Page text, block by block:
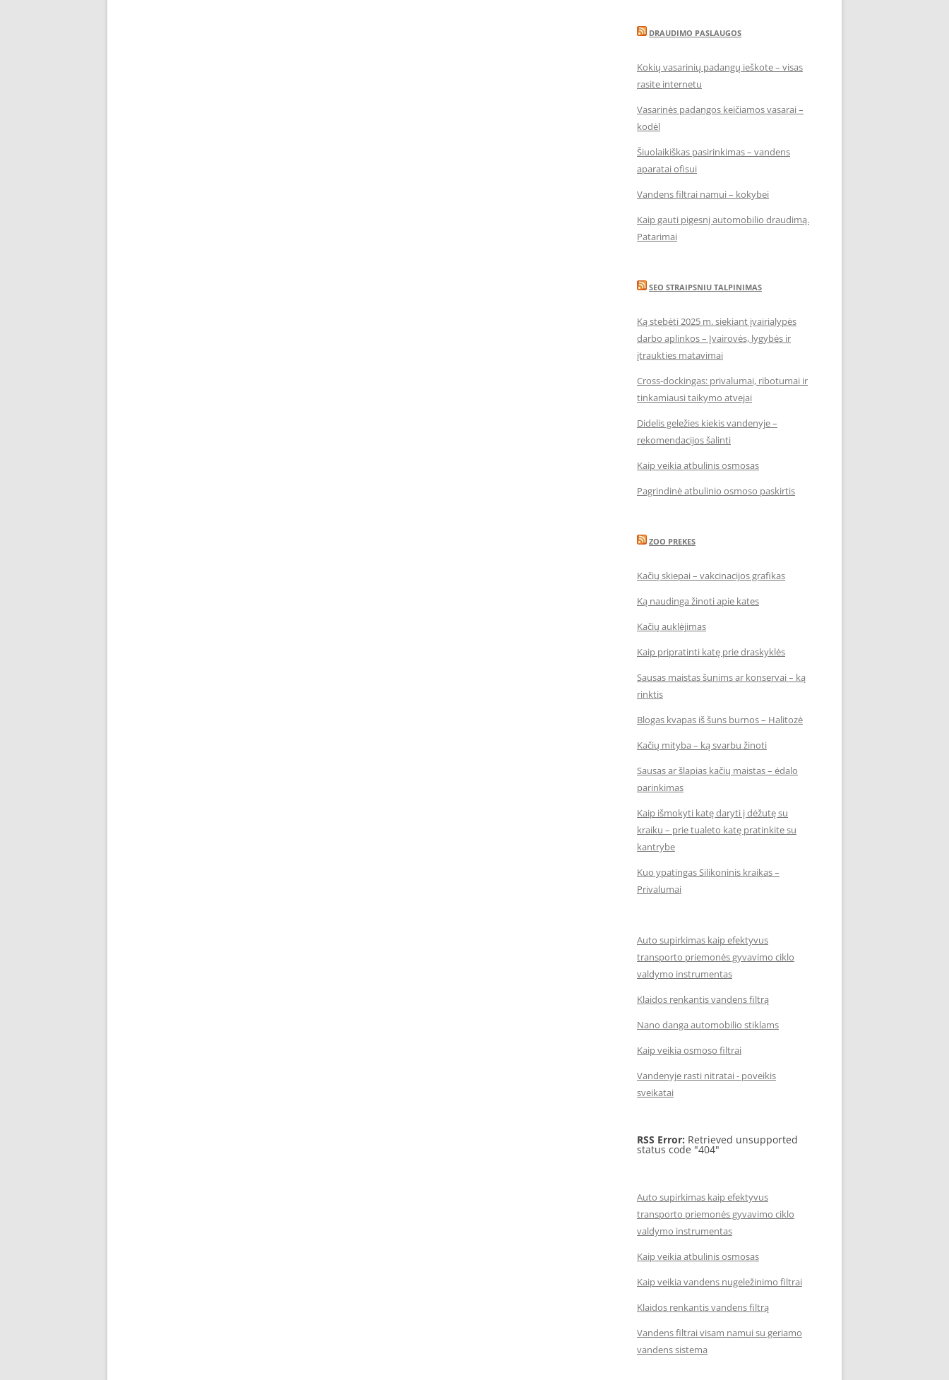
DRAUDIMO PASLAUGOS
Kokių vasarinių padangų ieškote – visas
rasite internetu
Vasarinės padangos keičiamos vasarai –
kodėl
Šiuolaikiškas pasirinkimas – vandens
aparatai ofisui
Vandens filtrai namui – kokybei
Kaip gauti pigesnį automobilio draudimą.
Patarimai
SEO STRAIPSNIU TALPINIMAS
Ką stebėti 2025 m. siekiant įvairialypės
darbo aplinkos – Įvairovės, lygybės ir
įtraukties matavimai
Cross-dockingas: privalumai, ribotumai ir
tinkamiausi taikymo atvejai
Didelis geležies kiekis vandenyje –
rekomendacijos šalinti
Kaip veikia atbulinis osmosas
Pagrindinė atbulinio osmoso paskirtis
ZOO PREKES
Kačių skiepai – vakcinacijos grafikas
Ką naudinga žinoti apie kates
Kačių auklėjimas
Kaip pripratinti katę prie draskyklės
Sausas maistas šunims ar konservai – ką
rinktis
Blogas kvapas iš šuns burnos – Halitozė
Kačių mityba – ką svarbu žinoti
Sausas ar šlapias kačių maistas – ėdalo
parinkimas
Kaip išmokyti katę daryti į dėžutę su
kraiku – prie tualeto katę pratinkite su
kantrybe
Kuo ypatingas Silikoninis kraikas –
Privalumai
Auto supirkimas kaip efektyvus
transporto priemonės gyvavimo ciklo
valdymo instrumentas
Klaidos renkantis vandens filtrą
Nano danga automobilio stiklams
Kaip veikia osmoso filtrai
Vandenyje rasti nitratai - poveikis
sveikatai
RSS Error: Retrieved unsupported
status code "404"
Auto supirkimas kaip efektyvus
transporto priemonės gyvavimo ciklo
valdymo instrumentas
Kaip veikia atbulinis osmosas
Kaip veikia vandens nugeležinimo filtrai
Klaidos renkantis vandens filtrą
Vandens filtrai visam namui su geriamo
vandens sistema